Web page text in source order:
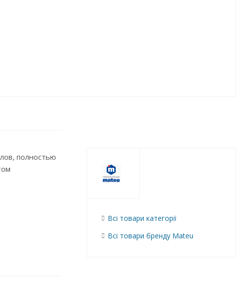
полностью
Всі товари категорії
Всі товари бренду Mateu